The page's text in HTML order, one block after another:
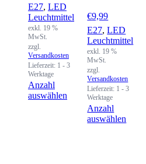
E27, LED
Leuchtmittel
exkl. 19 %
MwSt.
zzgl.
Versandkosten
Lieferzeit: 1 - 3
Werktage
Anzahl
auswählen
€9,99
E27,LED
Leuchtmittel
exkl. 19 %
MwSt.
zzgl.
Versandkosten
Lieferzeit: 1 - 3
Werktage
Anzahl
auswählen